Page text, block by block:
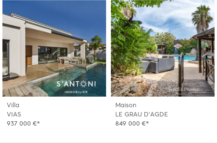
Villa
VIAS
937 000 €*
Maison
LE GRAU D'AGDE
849 000 €*